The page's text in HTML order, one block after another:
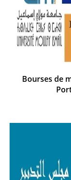
Bourses de